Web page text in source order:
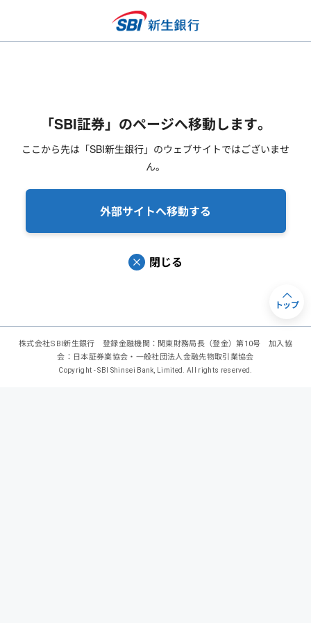
「SBI証券」のページへ移動します。
ここから先は「SBI新生銀行」のウェブサイトではございませ
ん。
外部サイトへ移動する
閉じる
株式会社SBI新生銀行 登録金融機関：関東財務局長（登金）第10号 加入協
会：日本証券業協会・一般社団法人金融先物取引業協会
Copyright - SBI Shinsei Bank, Limited. All rights reserved.
トップ